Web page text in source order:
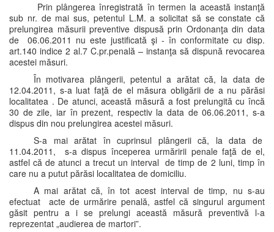
Prin plângerea înregistrată în termen la această instanţă
sub nr. de mai sus, petentul L.M. a solicitat să se constate că
prelungirea măsurii preventive dispusă prin Ordonanţa din data
de 06.06.2011 nu este justificată şi - în conformitate cu disp.
art.140 indice 2 al.7 C.pr.penală – instanţa să dispună revocarea
acestei măsuri.
În motivarea plângerii, petentul a arătat că, la data de
12.04.2011, s-a luat faţă de el măsura obligării de a nu părăsi
localitatea . De atunci, această măsură a fost prelungită cu încă
30 de zile, iar în prezent, respectiv la data de 06.06.2011, s-a
dispus din nou prelungirea acestei măsuri.
S-a mai arătat în cuprinsul plângerii că, la data de
11.04.2011, s-a dispus începerea urmăririi penale faţă de el,
astfel că de atunci a trecut un interval de timp de 2 luni, timp în
care nu a putut părăsi localitatea de domiciliu.
A mai arătat că, în tot acest interval de timp, nu s-au
efectuat acte de urmărire penală, astfel că singurul argument
găsit pentru a i se prelungi această măsură preventivă l-a
reprezentat „audierea de martori”.